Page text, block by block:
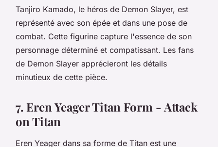
Tanjiro Kamado, le héros de Demon Slayer, est
représenté avec son épée et dans une pose de
combat. Cette figurine capture l'essence de son
personnage déterminé et compatissant. Les fans
de Demon Slayer apprécieront les détails
minutieux de cette pièce.
7. Eren Yeager Titan Form - Attack
on Titan
Eren Yeager dans sa forme de Titan est une